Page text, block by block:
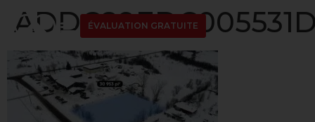
ÉVALUATION GRATUITE